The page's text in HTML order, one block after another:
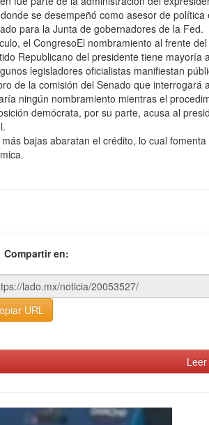
se desempeñó como asesor de
para la Junta de gobernadores de la Fed.
el CongresoEl nombramiento al frente
Republicano del presidente tiene
legisladores oficialistas manifiestan
de la comisión del Senado que
ningún nombramiento mientras el
demócrata, por su parte, acusa al
bajas abaratan el crédito, lo cual
Compartir en:
URL